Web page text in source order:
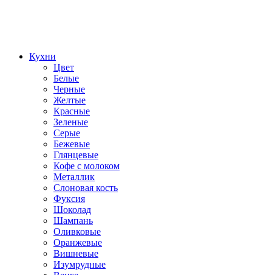
Кухни
Цвет
Белые
Черные
Желтые
Красные
Зеленые
Серые
Бежевые
Глянцевые
Кофе с молоком
Металлик
Слоновая кость
Фуксия
Шоколад
Шампань
Оливковые
Оранжевые
Вишневые
Изумрудные